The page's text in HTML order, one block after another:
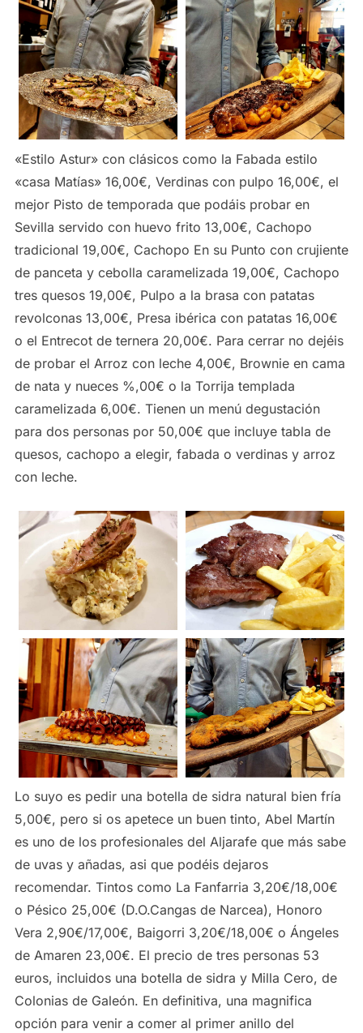
«Estilo Astur» con clásicos como la Fabada estilo
«casa Matías» 16,00€, Verdinas con pulpo 16,00€, el
mejor Pisto de temporada que podáis probar en
Sevilla servido con huevo frito 13,00€, Cachopo
tradicional 19,00€, Cachopo En su Punto con crujiente
de panceta y cebolla caramelizada 19,00€, Cachopo
tres quesos 19,00€, Pulpo a la brasa con patatas
revolconas 13,00€, Presa ibérica con patatas 16,00€
o el Entrecot de ternera 20,00€. Para cerrar no dejéis
de probar el Arroz con leche 4,00€, Brownie en cama
de nata y nueces %,00€ o la Torrija templada
caramelizada 6,00€. Tienen un menú degustación
para dos personas por 50,00€ que incluye tabla de
quesos, cachopo a elegir, fabada o verdinas y arroz
con leche.
Lo suyo es pedir una botella de sidra natural bien fría
5,00€, pero si os apetece un buen tinto, Abel Martín
es uno de los profesionales del Aljarafe que más sabe
de uvas y añadas, asi que podéis dejaros
recomendar. Tintos como La Fanfarria 3,20€/18,00€
o Pésico 25,00€ (D.O.Cangas de Narcea), Honoro
Vera 2,90€/17,00€, Baigorri 3,20€/18,00€ o Ángeles
de Amaren 23,00€. El precio de tres personas 53
euros, incluidos una botella de sidra y Milla Cero, de
Colonias de Galeón. En definitiva, una magnifica
opción para venir a comer al primer anillo del